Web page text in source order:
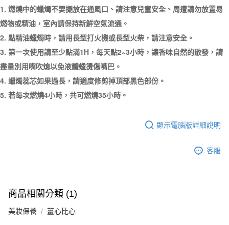
1. 燃燒中的蠟燭不要擺放在通風口、請注意兒童安全、周遭請勿放置易
燃物或精油，室內請保持新鮮空氣流通。
2. 點精油蠟燭時，請用長型打火機或長型火柴，請注意安全。
3. 第一次使用請至少點滿1H，每天點2~3小時，讓香味自然的散發，請
盡量別用嘴吹熄以免液體蠟燙傷嘴巴。
4. 蠟燭蕊芯如果過長，請適度修剪掉頂部黑色部份。
5. 若每次燃燒4小時，共可燃燒35小時。
顯示電腦版詳細說明
客服
商品相關分類 (1)
美妝保養 薑心比心